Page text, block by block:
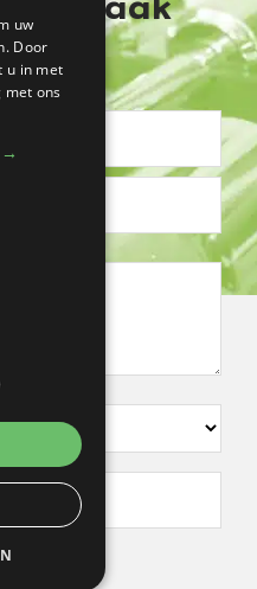
afspraak
uw
Door
u in met
met ons
→